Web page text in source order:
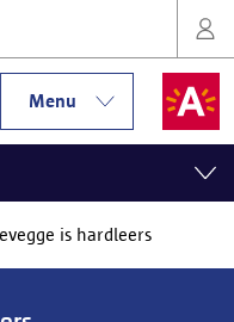
Menu
is hardleers